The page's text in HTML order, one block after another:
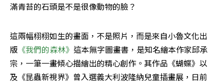
滿青苔的石頭是不是很像動物的臉？
這兩幅栩栩如生的畫面，不是照片，而是來自小魯文化出
版 《我們的森林》 這本無字圖畫書，是知名繪本作家邱承
宗，一筆一畫傾心描繪出的精心創作。其作品《蝴蝶》以
及《昆蟲新視界》曾入選義大利波隆納兒童插畫展，日前